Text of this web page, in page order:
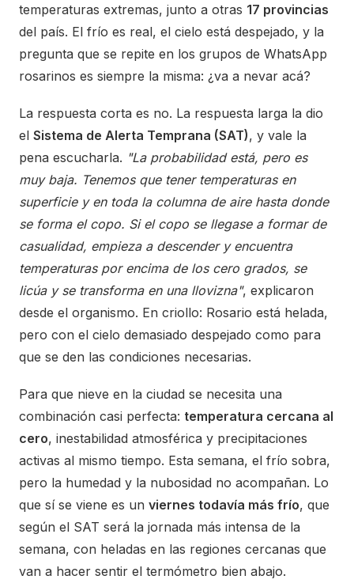
temperaturas extremas, junto a otras 17 provincias
del país. El frío es real, el cielo está despejado, y la
pregunta que se repite en los grupos de WhatsApp
rosarinos es siempre la misma: ¿va a nevar acá?
La respuesta corta es no. La respuesta larga la dio
el Sistema de Alerta Temprana (SAT), y vale la
pena escucharla. "La probabilidad está, pero es
muy baja. Tenemos que tener temperaturas en
superficie y en toda la columna de aire hasta donde
se forma el copo. Si el copo se llegase a formar de
casualidad, empieza a descender y encuentra
temperaturas por encima de los cero grados, se
licúa y se transforma en una llovizna", explicaron
desde el organismo. En criollo: Rosario está helada,
pero con el cielo demasiado despejado como para
que se den las condiciones necesarias.
Para que nieve en la ciudad se necesita una
combinación casi perfecta: temperatura cercana al
cero, inestabilidad atmosférica y precipitaciones
activas al mismo tiempo. Esta semana, el frío sobra,
pero la humedad y la nubosidad no acompañan. Lo
que sí se viene es un viernes todavía más frío, que
según el SAT será la jornada más intensa de la
semana, con heladas en las regiones cercanas que
van a hacer sentir el termómetro bien abajo.